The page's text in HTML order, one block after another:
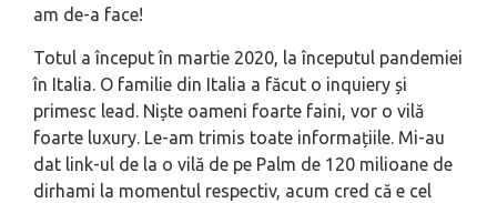
am de-a face!
Totul a început în martie 2020, la începutul pandemiei
în Italia. O familie din Italia a făcut o inquiery și
primesc lead. Niște oameni foarte faini, vor o vilă
foarte luxury. Le-am trimis toate informațiile. Mi-au
dat link-ul de la o vilă de pe Palm de 120 milioane de
dirhami la momentul respectiv, acum cred că e cel